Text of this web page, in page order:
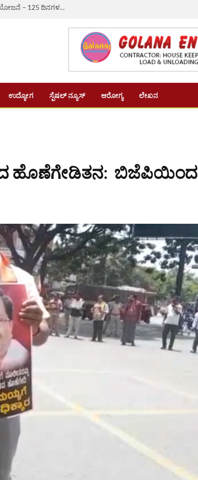
ಔರಾದ್: ಗ್ರಾಮೀಣ ಬದುಕಿಗೆ ಆಸರೆಯಾದ ‘ವಿಬಿ-ಜಿ ರಾಮ್ ಜಿ’ ಯೋಜನೆ – 125 ದಿನಗಳ ಉದ್ಯೋಗ, ದಿನಗೂಲಿ ₹382ಕ್ಕೆ ಏರಿಕೆ
ಉದ್ಯೋಗ ಸ್ಪೆಷಲ್ ನ್ಯೂಸ್ ಆರೋಗ್ಯ ಲೇಖನ
ಹೊಣೆಗೇಡಿತನ: ಬಿಜೆಪಿಯಿಂದ